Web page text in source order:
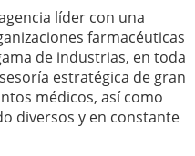
líder con una
farmacéuticas
de industrias, en toda
estratégica de gran
médicos, así como
diversos y en constante